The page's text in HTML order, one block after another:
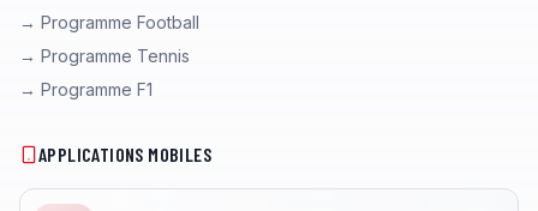
→ Programme Football
→ Programme Tennis
→ Programme F1
APPLICATIONS MOBILES